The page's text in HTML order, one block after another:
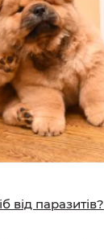
від паразитів?